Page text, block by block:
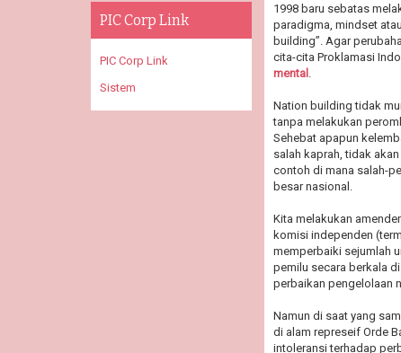
1998 baru sebatas
paradigma, mindset
building”. Agar
cita-cita Proklamasi
mental.
Nation building tidak
tanpa melakukan
Sehebat apapun
salah kaprah, tidak
contoh di mana salah-
besar nasional.
Kita melakukan
komisi independen
memperbaiki sejumlah
pemilu secara berkala
perbaikan pengelolaan
Namun di saat yang
di alam represeif Orde
intoleransi terhadap
PIC Corp Link
PIC Corp Link
Sistem